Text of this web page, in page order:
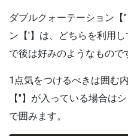
ダブルクォーテーション【
ン【'】は、どちらを利用
で後は好みのようなもので
1点気をつけるべきは囲む
【"】が入っている場合は
で囲みます。